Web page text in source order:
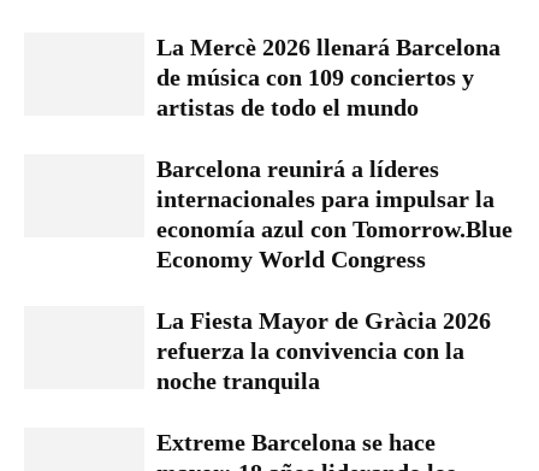
La Mercè 2026 llenará Barcelona
de música con 109 conciertos y
artistas de todo el mundo
Barcelona reunirá a líderes
internacionales para impulsar la
economía azul con Tomorrow.Blue
Economy World Congress
La Fiesta Mayor de Gràcia 2026
refuerza la convivencia con la
noche tranquila
Extreme Barcelona se hace